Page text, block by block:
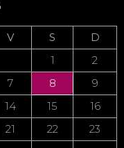
V S
D
1
2
7 8
9
14 15
16
21 22
23